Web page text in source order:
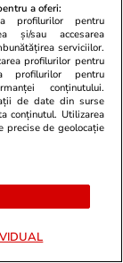
StirileKanalD.ro
Sorin
lui Veștea
a oferi:
profilurilor pentru
și/sau accesarea
serviciilor.
profilurilor pentru
profilurilor pentru
conținutului.
de date din surse
conținutul. Utilizarea
precise de geolocație